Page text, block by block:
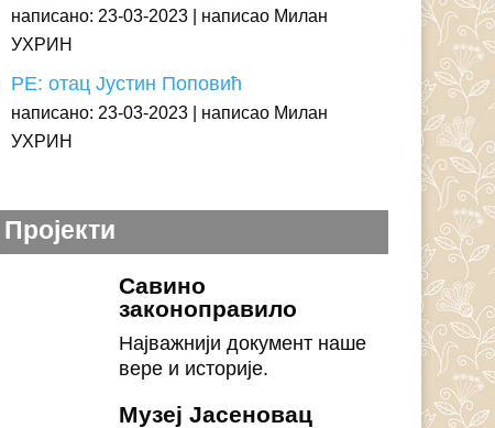
написано: 23-03-2023
написао Милан
УХРИН
РЕ: отац Јустин Поповић
написано: 23-03-2023
написао Милан
УХРИН
Пројекти
Савино
законоправило
Најважнији документ наше
вере и историје.
Музеј Јасеновац